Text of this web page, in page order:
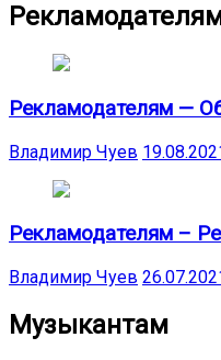
Рекламодателям —
Владимир Чуев
Рекламодателям –
Владимир Чуев
Музыкантам